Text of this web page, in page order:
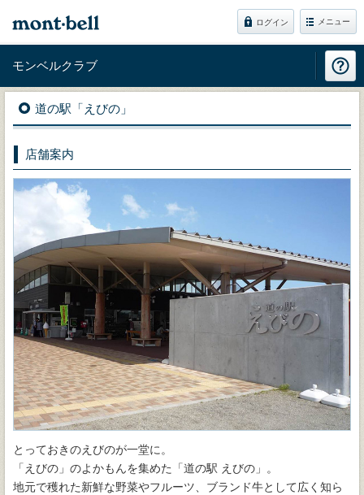
ログイン メニュー
モンベルクラブ
道の駅「えびの」
店舗案内
とっておきのえびのが一堂に。
「えびの」のよかもんを集めた「道の駅 えびの」。
地元で穫れた新鮮な野菜やフルーツ、ブランド牛として広く知ら